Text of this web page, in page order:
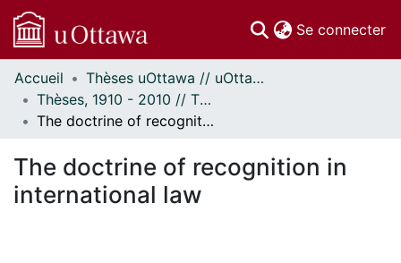
Se connecter
Communautés
et collections
Parcourir
À propos
Accueil
Thèses uOttawa // uOttawa Theses
Thèses, 1910 - 2010 // Theses, 1910 - 2010
The doctrine of recognition in international law
The doctrine of recognition in
international law